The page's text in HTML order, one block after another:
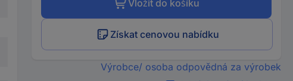
Vložit do košíku
Získat cenovou nabídku
Výrobce/ osoba odpovědná za výrobek